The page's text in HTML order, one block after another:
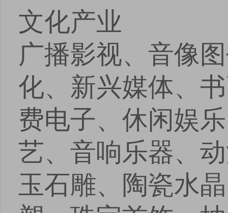
文化产业
广播影视、音像
化、新兴媒体、
费电子、休闲娱
艺、音响乐器、
玉石雕、陶瓷水